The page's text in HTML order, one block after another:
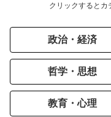
クリックするとカ
政治・経済
哲学・思想
教育・心理